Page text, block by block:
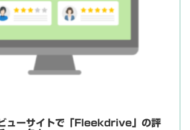
ューサイトで「Fleekdrive」の評